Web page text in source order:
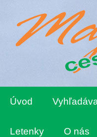
Úvod
Letenky O nás